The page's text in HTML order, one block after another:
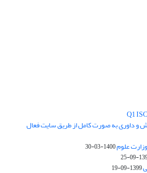
و داوری به صورت کامل از طریق سایت فعال
علوم1400-03-30
1399-09-19